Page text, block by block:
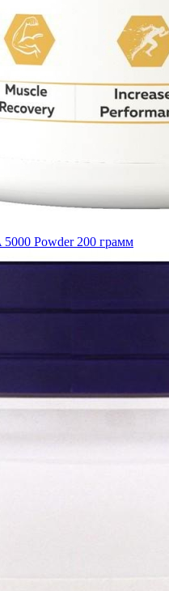
Powder 200 грамм